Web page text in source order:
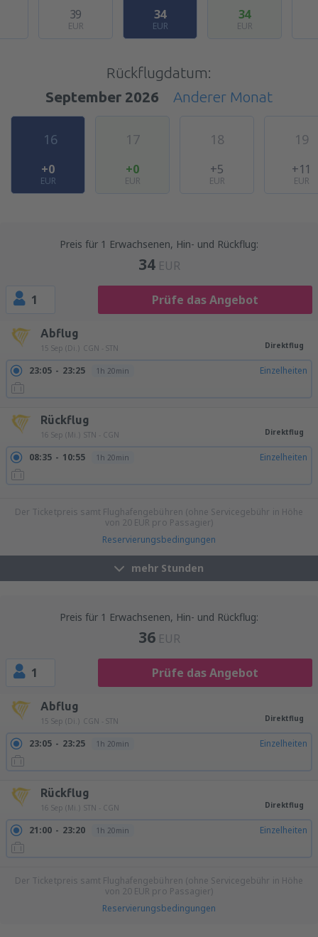
39
EUR
34
EUR
34
EUR
Rückflugdatum:
September 2026
Anderer Monat
16
+0
EUR
17
+0
EUR
18
+5
EUR
19
+11
EUR
Preis für 1 Erwachsenen, Hin- und Rückflug:
34 EUR
1 Prüfe das Angebot
Abflug
15 Sep (Di.) CGN - STN Direktflug
23:05 23:25 1h 20min Einzelheiten
Rückflug
16 Sep (Mi.) STN - CGN Direktflug
08:35 10:55 1h 20min Einzelheiten
Der Ticketpreis samt Flughafengebühren (ohne Servicegebühr in Höhe
von 20 EUR pro Passagier)
Reservierungsbedingungen
mehr Stunden
Preis für 1 Erwachsenen, Hin- und Rückflug:
36 EUR
1 Prüfe das Angebot
Abflug
15 Sep (Di.) CGN - STN Direktflug
23:05 23:25 1h 20min Einzelheiten
Rückflug
16 Sep (Mi.) STN - CGN Direktflug
21:00 23:20 1h 20min Einzelheiten
Der Ticketpreis samt Flughafengebühren (ohne Servicegebühr in Höhe
von 20 EUR pro Passagier)
Reservierungsbedingungen